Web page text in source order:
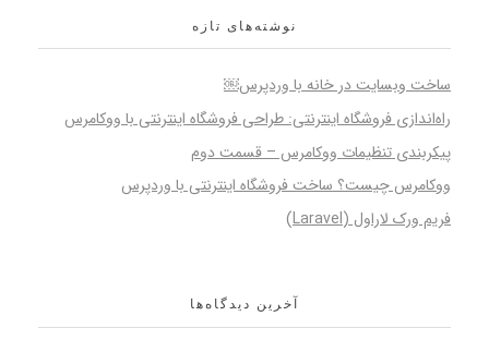
نوشته‌های تازه
ساخت وبسایت در خانه با وردپرس￼
راه‌اندازی فروشگاه اینترنتی: طراحی فروشگاه اینترنتی با ووکامرس
پیکربندی تنظیمات ووکامرس – قسمت دوم
ووکامرس چیست؟ ساخت فروشگاه اینترنتی با وردپرس
فریم ورک لاراول (Laravel)
آخرین دیدگاه‌ها